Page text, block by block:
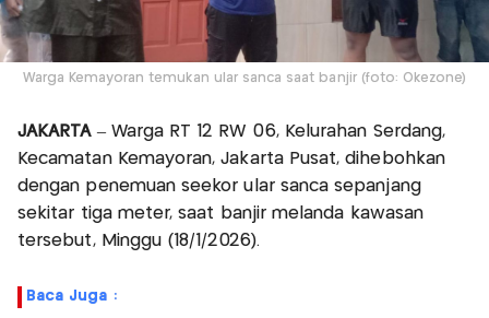
Warga Kemayoran temukan ular sanca saat banjir (foto: Okezone)
JAKARTA– Warga RT 12 RW 06, Kelurahan Serdang,
Kecamatan Kemayoran, Jakarta Pusat, dihebohkan
dengan penemuan seekor ular sanca sepanjang
sekitar tiga meter, saat banjir melanda kawasan
tersebut, Minggu (18/1/2026).
Baca Juga :